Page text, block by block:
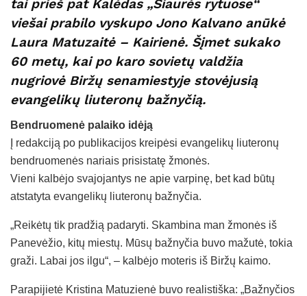
tai prieš pat Kalėdas „Šiaurės rytuose“
viešai prabilo vyskupo Jono Kalvano anūkė
Laura Matuzaitė – Kairienė. Šįmet sukako
60 metų, kai po karo sovietų valdžia
nugriovė Biržų senamiestyje stovėjusią
evangelikų liuteronų bažnyčią.
Bendruomenė palaiko idėją
Į redakciją po publikacijos kreipėsi evangelikų liuteronų
bendruomenės nariais prisistatę žmonės.
Vieni kalbėjo svajojantys ne apie varpinę, bet kad būtų
atstatyta evangelikų liuteronų bažnyčia.
„Reikėtų tik pradžią padaryti. Skambina man žmonės iš
Panevėžio, kitų miestų. Mūsų bažnyčia buvo mažutė, tokia
graži. Labai jos ilgu“, – kalbėjo moteris iš Biržų kaimo.
Parapijietė Kristina Matuzienė buvo realistiška: „Bažnyčios